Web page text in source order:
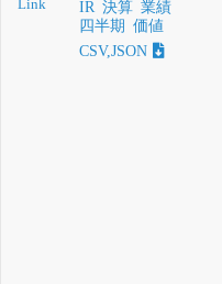
Link IR 決算 業績
四半期 価値
CSV,JSON